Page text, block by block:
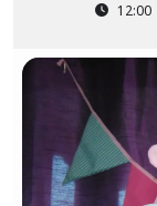
12:00